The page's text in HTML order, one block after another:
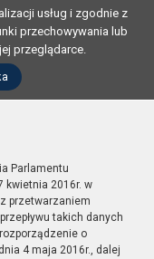
usług i zgodnie z
przechowywania lub
przeglądarce.
Parlamentu
kwietnia 2016r. w
przetwarzaniem
takich danych
o
4 maja 2016r., dalej